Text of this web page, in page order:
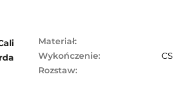
Materiał:
Wykończenie:
Rozstaw: